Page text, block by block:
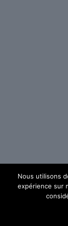
Nous utilisons
expérience sur